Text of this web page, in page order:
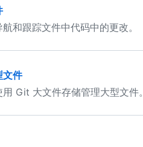
和跟踪文件中代码中的更改。
文件
Git 大文件存储管理大型文件。